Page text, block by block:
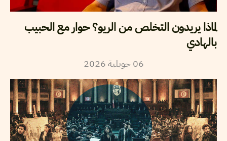
لماذا يريدون التخلص من الريو؟ حوار مع الحبيب
بالهادي
06 جويلية2026